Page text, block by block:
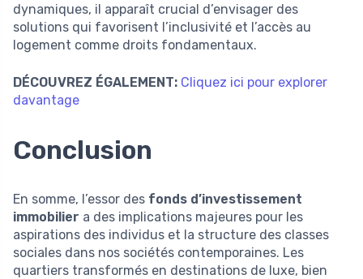
dynamiques, il apparaît crucial d’envisager des
solutions qui favorisent l’inclusivité et l’accès au
logement comme droits fondamentaux.
DÉCOUVREZ ÉGALEMENT: Cliquez ici pour explorer
davantage
Conclusion
En somme, l’essor des fonds d’investissement
immobilier a des implications majeures pour les
aspirations des individus et la structure des classes
sociales dans nos sociétés contemporaines. Les
quartiers transformés en destinations de luxe, bien